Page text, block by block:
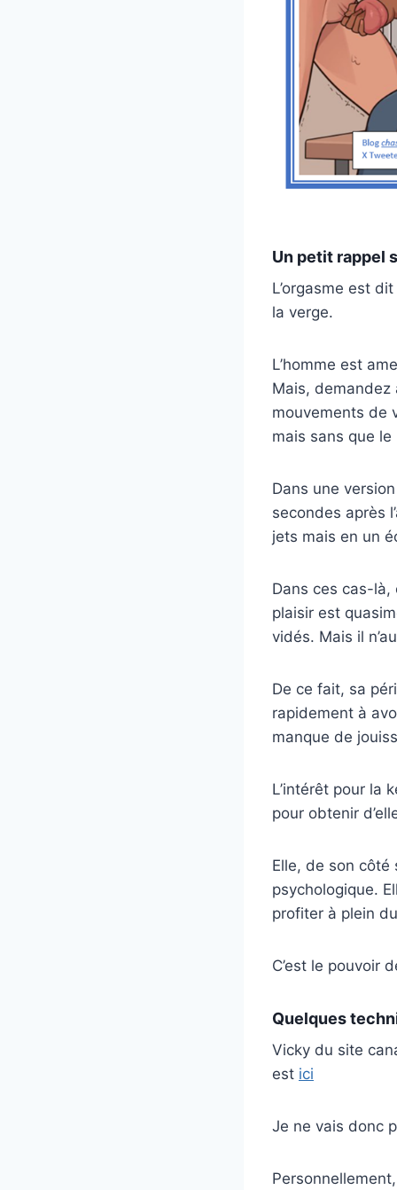
Un petit rappel
L’orgasme est
la verge.
L’homme est
Mais, demandez
mouvements de
mais sans que
Dans une
secondes après
jets mais en un
Dans ces cas-là,
plaisir est
vidés. Mais il
De ce fait, sa
rapidement à
manque de
L’intérêt pour la
pour obtenir
Elle, de son côté
psychologique.
profiter à plein
C’est le pouvoir
Quelques
Vicky du site
est ici
Je ne vais donc